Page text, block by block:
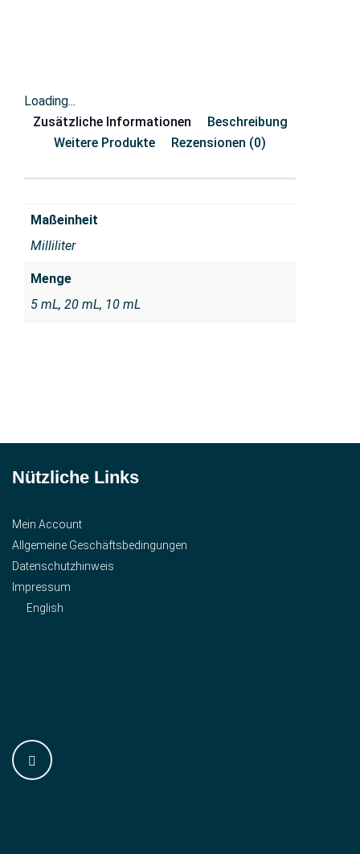
Loading...
Zusätzliche Informationen
Beschreibung
Weitere Produkte
Rezensionen (0)
Maßeinheit
Milliliter
Menge
5 mL, 20 mL, 10 mL
Nützliche Links
Mein Account
Allgemeine Geschäftsbedingungen
Datenschutzhinweis
Impressum
English